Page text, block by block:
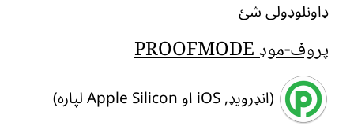
ډاونلوډولی شئ
پروف-موډ PROOFMODE
(انډرویډ, iOS او Apple Silicon لپاره)